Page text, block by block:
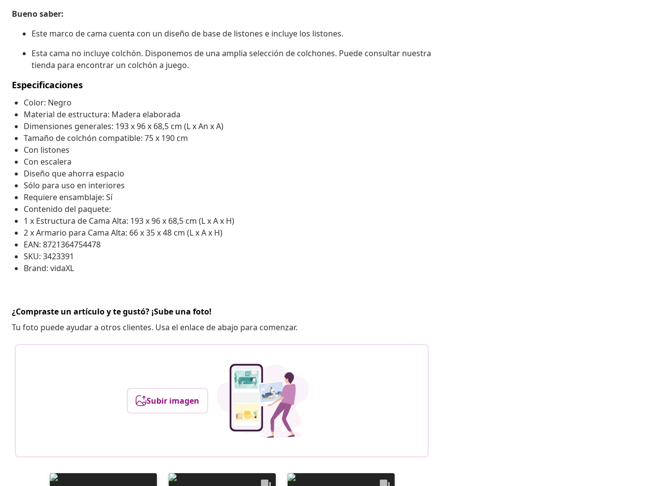
Bueno saber:
Este marco de cama cuenta con un diseño de base de listones e incluye los listones.
Esta cama no incluye colchón. Disponemos de una amplia selección de colchones. Puede consultar nuestra
tienda para encontrar un colchón a juego.
Especificaciones
Color: Negro
Material de estructura: Madera elaborada
Dimensiones generales: 193 x 96 x 68,5 cm (L x An x A)
Tamaño de colchón compatible: 75 x 190 cm
Con listones
Con escalera
Diseño que ahorra espacio
Sólo para uso en interiores
Requiere ensamblaje: Sí
Contenido del paquete:
1 x Estructura de Cama Alta: 193 x 96 x 68,5 cm (L x A x H)
2 x Armario para Cama Alta: 66 x 35 x 48 cm (L x A x H)
EAN: 8721364754478
SKU: 3423391
Brand: vidaXL
¿Compraste un artículo y te gustó? ¡Sube una foto!
Tu foto puede ayudar a otros clientes. Usa el enlace de abajo para comenzar.
Subir imagen